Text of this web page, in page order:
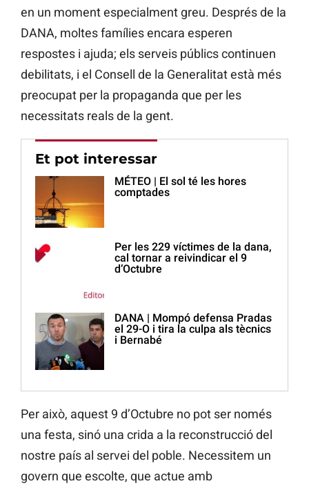
en un moment especialment greu. Després de la
DANA, moltes famílies encara esperen
respostes i ajuda; els serveis públics continuen
debilitats, i el Consell de la Generalitat està més
preocupat per la propaganda que per les
necessitats reals de la gent.
Et pot interessar
MÉTEO | El sol té les hores
comptades
Per les 229 víctimes de la dana,
cal tornar a reivindicar el 9
d’Octubre
DANA | Mompó defensa Pradas
el 29-O i tira la culpa als tècnics
i Bernabé
Per això, aquest 9 d’Octubre no pot ser només
una festa, sinó una crida a la reconstrucció del
nostre país al servei del poble. Necessitem un
govern que escolte, que actue amb